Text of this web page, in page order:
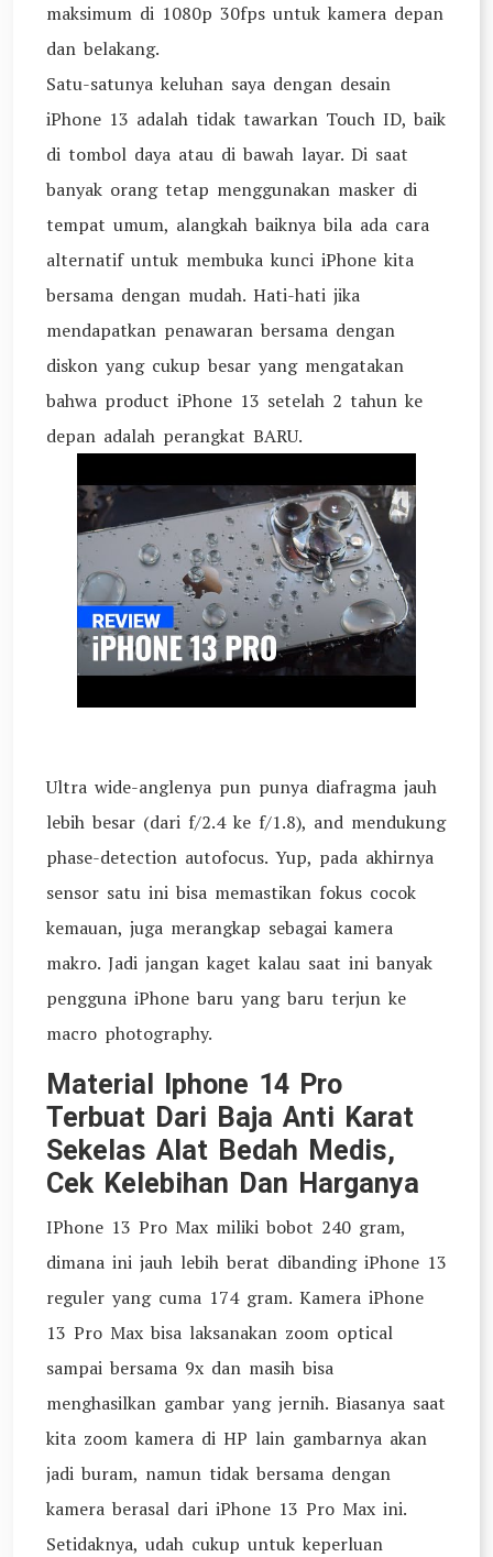
maksimum di 1080p 30fps untuk kamera depan
dan belakang.
Satu-satunya keluhan saya dengan desain
iPhone 13 adalah tidak tawarkan Touch ID, baik
di tombol daya atau di bawah layar. Di saat
banyak orang tetap menggunakan masker di
tempat umum, alangkah baiknya bila ada cara
alternatif untuk membuka kunci iPhone kita
bersama dengan mudah. Hati-hati jika
mendapatkan penawaran bersama dengan
diskon yang cukup besar yang mengatakan
bahwa product iPhone 13 setelah 2 tahun ke
depan adalah perangkat BARU.
Ultra wide-anglenya pun punya diafragma jauh
lebih besar (dari f/2.4 ke f/1.8), and mendukung
phase-detection autofocus. Yup, pada akhirnya
sensor satu ini bisa memastikan fokus cocok
kemauan, juga merangkap sebagai kamera
makro. Jadi jangan kaget kalau saat ini banyak
pengguna iPhone baru yang baru terjun ke
macro photography.
Material Iphone 14 Pro
Terbuat Dari Baja Anti Karat
Sekelas Alat Bedah Medis,
Cek Kelebihan Dan Harganya
IPhone 13 Pro Max miliki bobot 240 gram,
dimana ini jauh lebih berat dibanding iPhone 13
reguler yang cuma 174 gram. Kamera iPhone
13 Pro Max bisa laksanakan zoom optical
sampai bersama 9x dan masih bisa
menghasilkan gambar yang jernih. Biasanya saat
kita zoom kamera di HP lain gambarnya akan
jadi buram, namun tidak bersama dengan
kamera berasal dari iPhone 13 Pro Max ini.
Setidaknya, udah cukup untuk keperluan